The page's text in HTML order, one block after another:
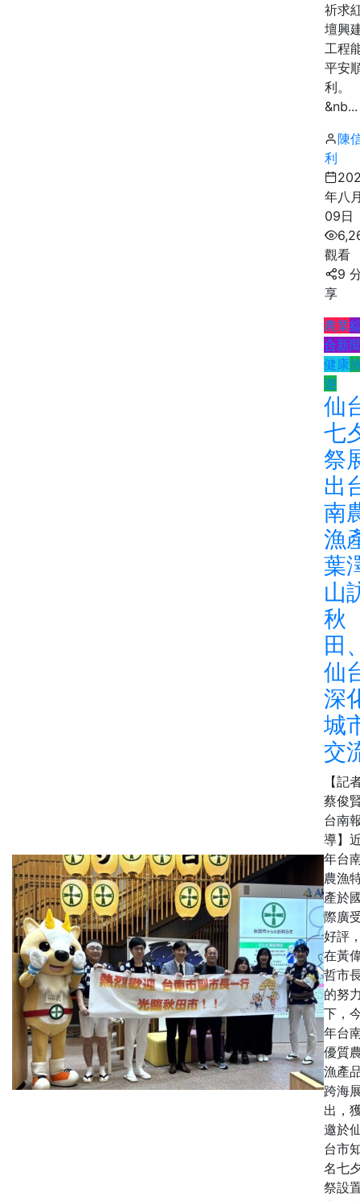
祈求
壇興
工程
平安
利。
&nb...
陳
利
年八
09日
觀看
9
享
農業
合新
健康
遊
仙
七
祭
出
南
漁
葉
山
秋
田
仙
深
城
交
【記
蔡俊
台南
導】
年台
農漁
產於
際廣
好評
在黃
哲市
的努
下，
年台
優質
漁產
跨海
出，
邀於
台市
名七
祭設